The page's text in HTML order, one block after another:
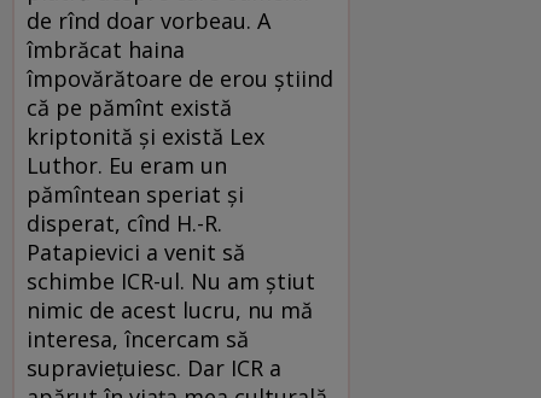
de rînd doar vorbeau. A
îmbrăcat haina
împovărătoare de erou ştiind
că pe pămînt există
kriptonită şi există Lex
Luthor. Eu eram un
pămîntean speriat şi
disperat, cînd H.-R.
Patapievici a venit să
schimbe ICR-ul. Nu am ştiut
nimic de acest lucru, nu mă
interesa, încercam să
supravieţuiesc. Dar ICR a